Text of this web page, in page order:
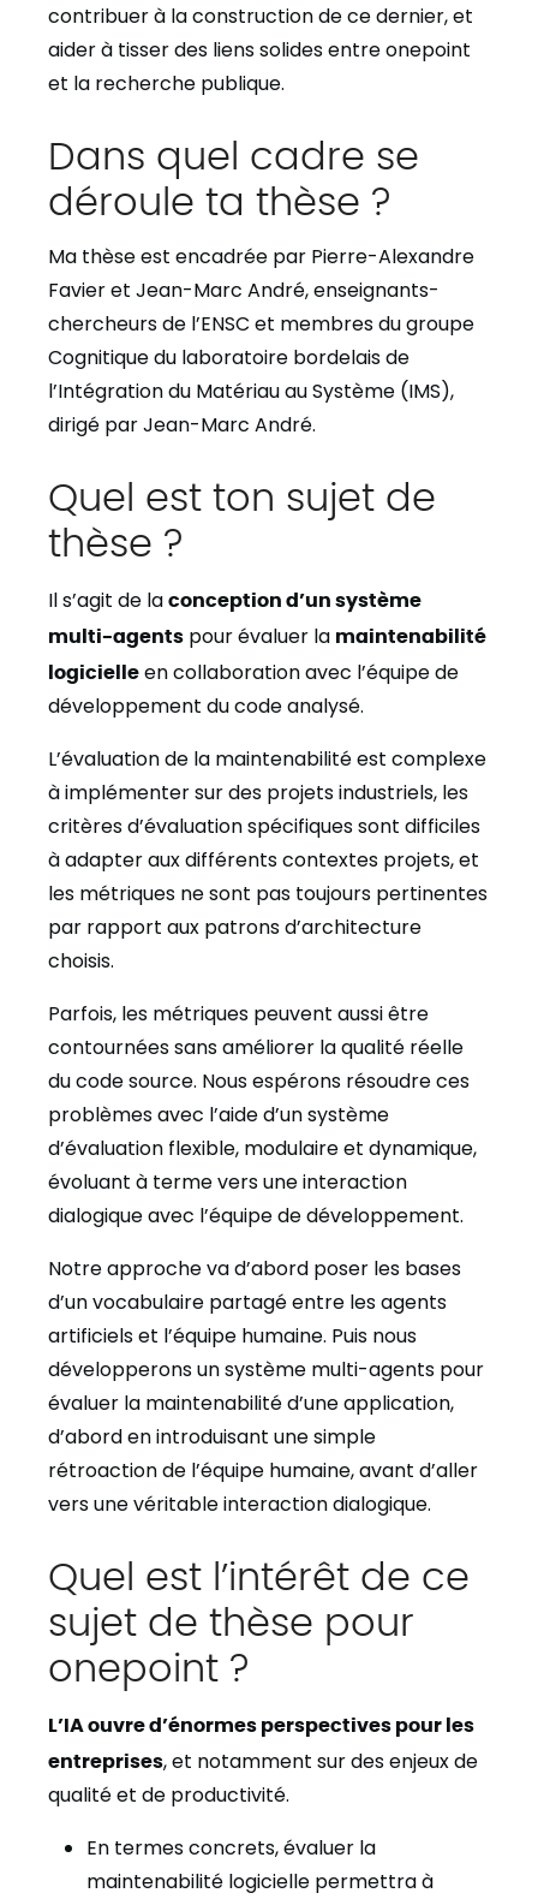
contribuer à la construction de ce dernier, et
aider à tisser des liens solides entre onepoint
et la recherche publique.
Dans quel cadre se
déroule ta thèse ?
Ma thèse est encadrée par Pierre-Alexandre
Favier et Jean-Marc André, enseignants-
chercheurs de l’ENSC et membres du groupe
Cognitique du laboratoire bordelais de
l’Intégration du Matériau au Système (IMS),
dirigé par Jean-Marc André.
Quel est ton sujet de
thèse ?
Il s’agit de la conception d’un système
multi-agents pour évaluer la maintenabilité
logicielle en collaboration avec l’équipe de
développement du code analysé.
L’évaluation de la maintenabilité est complexe
à implémenter sur des projets industriels, les
critères d’évaluation spécifiques sont difficiles
à adapter aux différents contextes projets, et
les métriques ne sont pas toujours pertinentes
par rapport aux patrons d’architecture
choisis.
Parfois, les métriques peuvent aussi être
contournées sans améliorer la qualité réelle
du code source. Nous espérons résoudre ces
problèmes avec l’aide d’un système
d’évaluation flexible, modulaire et dynamique,
évoluant à terme vers une interaction
dialogique avec l’équipe de développement.
Notre approche va d’abord poser les bases
d’un vocabulaire partagé entre les agents
artificiels et l’équipe humaine. Puis nous
développerons un système multi-agents pour
évaluer la maintenabilité d’une application,
d’abord en introduisant une simple
rétroaction de l’équipe humaine, avant d’aller
vers une véritable interaction dialogique.
Quel est l’intérêt de ce
sujet de thèse pour
onepoint ?
L’IA ouvre d’énormes perspectives pour les
entreprises, et notamment sur des enjeux de
qualité et de productivité.
En termes concrets, évaluer la
maintenabilité logicielle permettra à